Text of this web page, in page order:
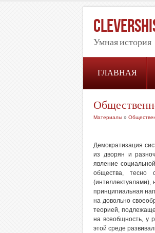
Умная история
ГЛАВНАЯ
Материалы »
Демократизация
из дворян и
явление
общества, тесно
принципиальная
на довольно
теорией,
на всеобщность, у
этой среде